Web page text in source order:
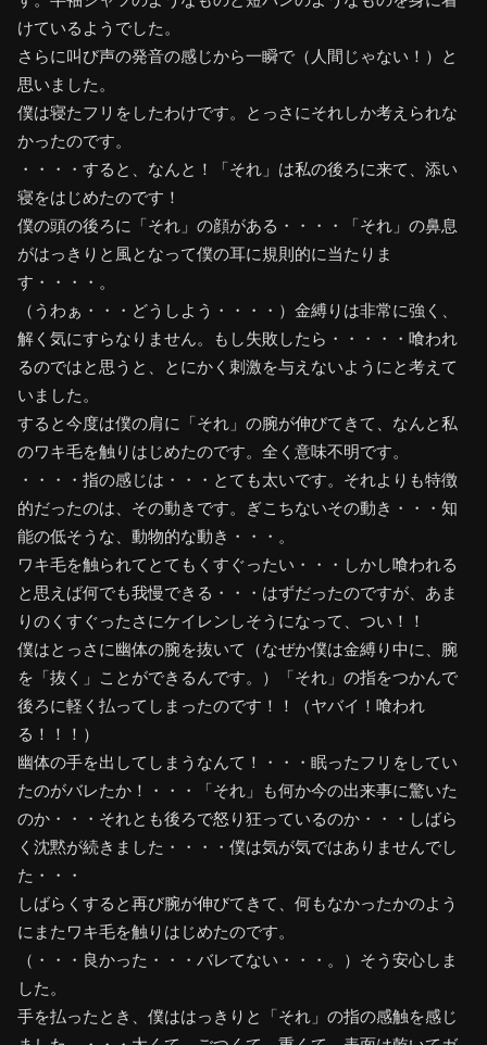
けているようでした。
さらに叫び声の発音の感じから一瞬で（人間じゃない！）と
思いました。
僕は寝たフリをしたわけです。とっさにそれしか考えられな
かったのです。
・・・・すると、なんと！「それ」は私の後ろに来て、添い
寝をはじめたのです！
僕の頭の後ろに「それ」の顔がある・・・・「それ」の鼻息
がはっきりと風となって僕の耳に規則的に当たりま
す・・・・。
（うわぁ・・・どうしよう・・・・）金縛りは非常に強く、
解く気にすらなりません。もし失敗したら・・・・・喰われ
るのではと思うと、とにかく刺激を与えないようにと考えて
いました。
すると今度は僕の肩に「それ」の腕が伸びてきて、なんと私
のワキ毛を触りはじめたのです。全く意味不明です。
・・・・指の感じは・・・とても太いです。それよりも特徴
的だったのは、その動きです。ぎこちないその動き・・・知
能の低そうな、動物的な動き・・・。
ワキ毛を触られてとてもくすぐったい・・・しかし喰われる
と思えば何でも我慢できる・・・はずだったのですが、あま
りのくすぐったさにケイレンしそうになって、つい！！
僕はとっさに幽体の腕を抜いて（なぜか僕は金縛り中に、腕
を「抜く」ことができるんです。）「それ」の指をつかんで
後ろに軽く払ってしまったのです！！（ヤバイ！喰われ
る！！！）
幽体の手を出してしまうなんて！・・・眠ったフリをしてい
たのがバレたか！・・・「それ」も何か今の出来事に驚いた
のか・・・それとも後ろで怒り狂っているのか・・・しばら
く沈黙が続きました・・・・僕は気が気ではありませんでし
た・・・
しばらくすると再び腕が伸びてきて、何もなかったかのよう
にまたワキ毛を触りはじめたのです。
（・・・良かった・・・バレてない・・・。）そう安心しま
した。
手を払ったとき、僕ははっきりと「それ」の指の感触を感じ